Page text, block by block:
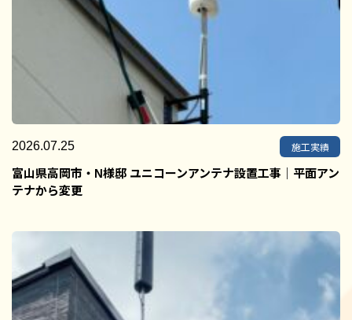
2026.07.25 施工実績
富山県高岡市・N様邸 ユニコーンアンテナ設置工事｜平面アン
テナから変更